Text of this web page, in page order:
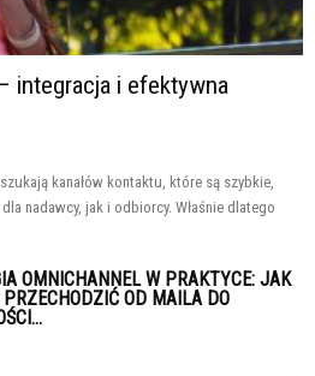
integracja i efektywna
kanałów kontaktu, które są szybkie,
nadawcy, jak i odbiorcy. Właśnie dlatego
OMNICHANNEL W PRAKTYCE: JAK
OD MAILA DO